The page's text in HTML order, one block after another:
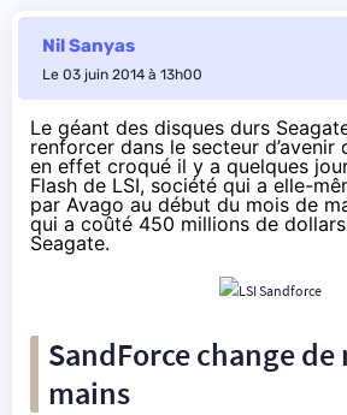
Nil Sanyas
Le 03 juin 2014 à 13h00
Le géant des disques durs
renforcer dans le secteur d’avenir
en effet croqué il y a quelques
Flash de LSI, société qui a elle-
par Avago au début du mois de
qui a coûté 450 millions de
Seagate.
SandForce change de
mains